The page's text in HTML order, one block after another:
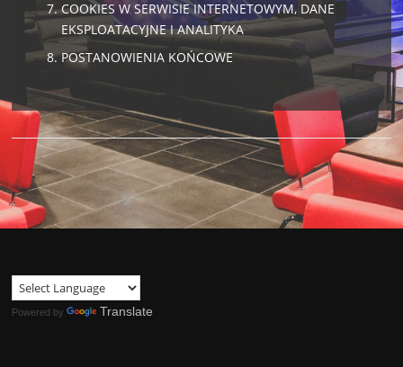
COOKIES W SERWISIE INTERNETOWYM, DANE
EKSPLOATACYJNE I ANALITYKA
POSTANOWIENIA KOŃCOWE
Powered by Translate